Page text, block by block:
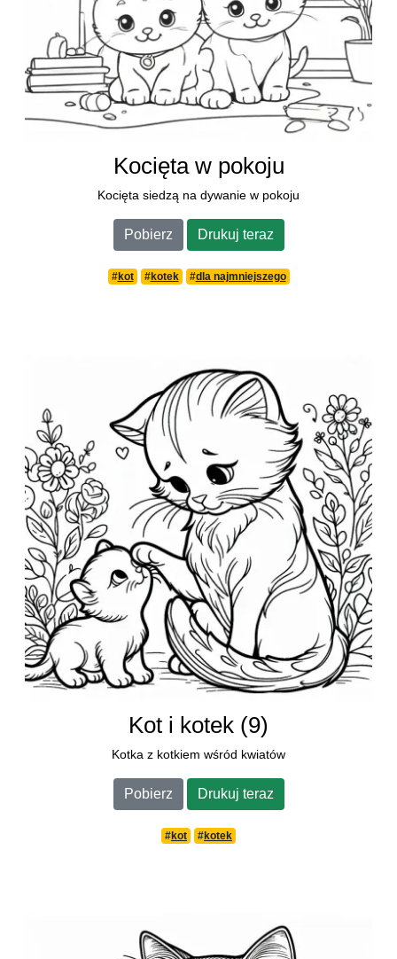
Kocięta w pokoju
Kocięta siedzą na dywanie w pokoju
Pobierz Drukuj teraz
#kot #kotek #dla najmniejszego
Kot i kotek (9)
Kotka z kotkiem wśród kwiatów
Pobierz Drukuj teraz
#kot #kotek